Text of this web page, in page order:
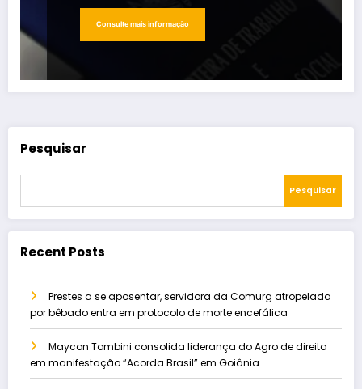
Consulte mais informação
Pesquisar
Pesquisar
Recent Posts
Prestes a se aposentar, servidora da Comurg atropelada
por bêbado entra em protocolo de morte encefálica
Maycon Tombini consolida liderança do Agro de direita
em manifestação “Acorda Brasil” em Goiânia